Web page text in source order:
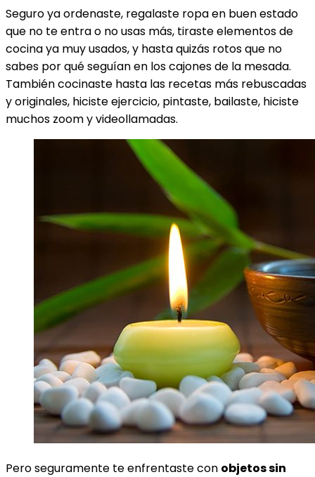
Seguro ya ordenaste, regalaste ropa en buen estado
que no te entra o no usas más, tiraste elementos de
cocina ya muy usados, y hasta quizás rotos que no
sabes por qué seguían en los cajones de la mesada.
También cocinaste hasta las recetas más rebuscadas
y originales, hiciste ejercicio, pintaste, bailaste, hiciste
muchos zoom y videollamadas.
Pero seguramente te enfrentaste con objetos sin